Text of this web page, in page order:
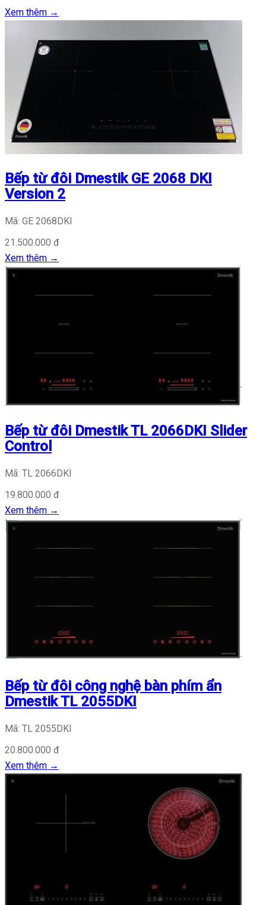
Xem thêm →
Bếp từ đôi Dmestik GE 2068 DKI
Version 2
Mã: GE 2068DKI
21.500.000 đ
Xem thêm →
Bếp từ đôi Dmestik TL 2066DKI Slider
Control
Mã: TL 2066DKI
19.800.000 đ
Xem thêm →
Bếp từ đôi công nghệ bàn phím ẩn
Dmestik TL 2055DKI
Mã: TL 2055DKI
20.800.000 đ
Xem thêm →